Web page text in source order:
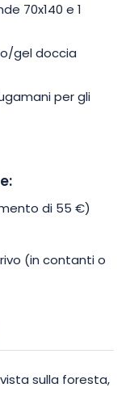
un ambiente
e villaggi
70x140 e 1
gel doccia
per gli
di 55 €)
(in contanti o
sulla foresta,